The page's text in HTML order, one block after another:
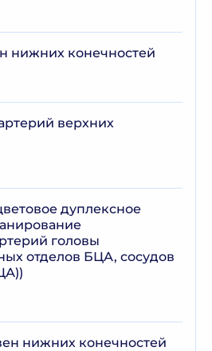
нижних конечностей
верхних
дуплексное
головы
отделов БЦА, сосудов
нижних конечностей